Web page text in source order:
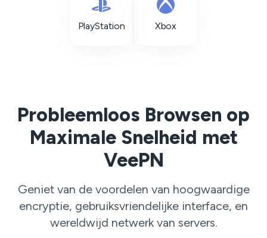
PlayStation Xbox
Probleemloos Browsen op
Maximale Snelheid met
VeePN
Geniet van de voordelen van hoogwaardige
encryptie, gebruiksvriendelijke interface, en
wereldwijd netwerk van servers.